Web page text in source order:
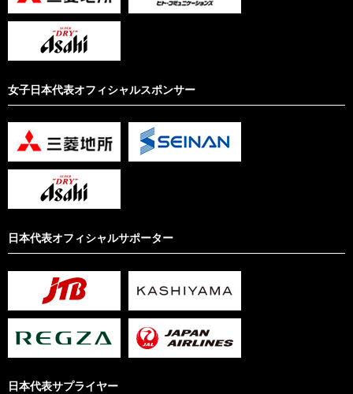
女子日本代表オフィシャルスポンサー
日本代表オフィシャルサポーター
日本代表サプライヤー